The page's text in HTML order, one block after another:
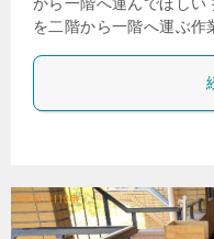
を二階から一階へ運ぶ